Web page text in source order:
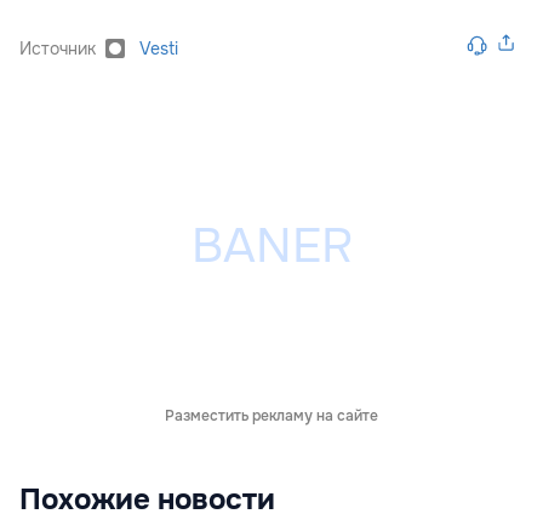
Источник Vesti
Разместить рекламу на сайте
Похожие новости